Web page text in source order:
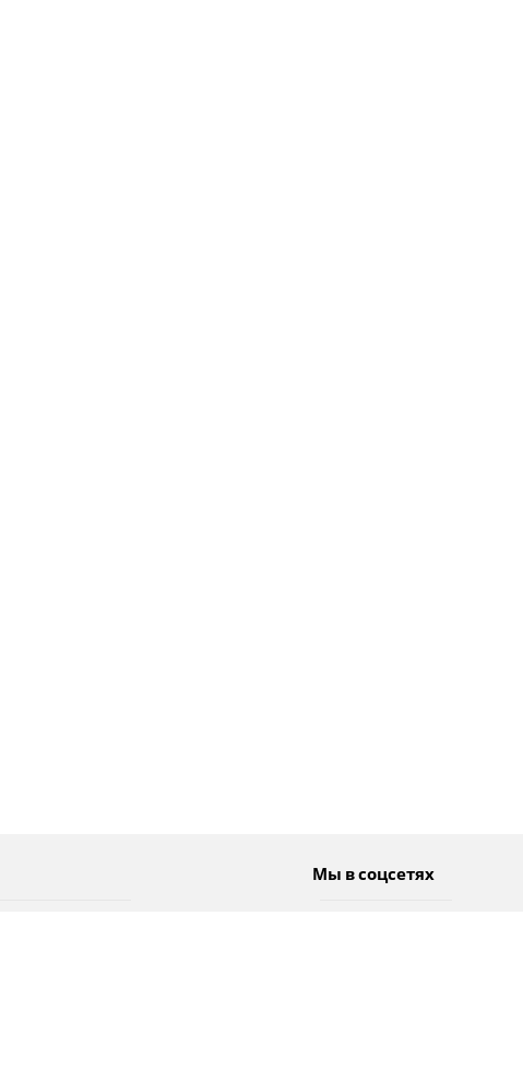
Мы в соцсетях